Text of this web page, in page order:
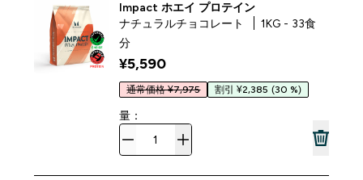
Impact ホエイ プロテイン
ナチュラルチョコレート
1KG - 33食
分
¥5,590‎
通常価格 ¥7,975 割引 ¥2,385 (30 %)
量：